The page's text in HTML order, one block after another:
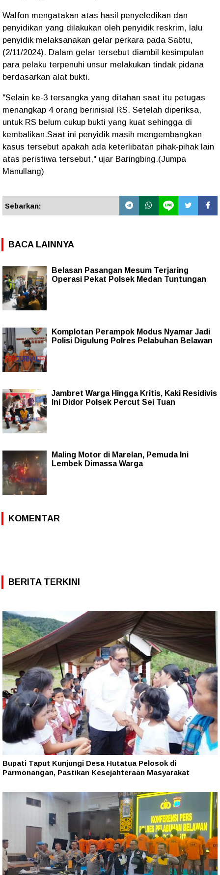
Walfon mengatakan atas hasil penyeledikan dan
penyidikan yang dilakukan oleh penyidik reskrim, lalu
penyidik melaksanakan gelar perkara pada Sabtu,
(2/11/2024). Dalam gelar tersebut diambil kesimpulan
para pelaku terpenuhi unsur melakukan tindak pidana
berdasarkan alat bukti.
"Selain ke-3 tersangka yang ditahan saat itu petugas
menangkap 4 orang berinisial RS. Setelah diperiksa,
untuk RS belum cukup bukti yang kuat sehingga di
kembalikan.Saat ini penyidik masih mengembangkan
kasus tersebut apakah ada keterlibatan pihak-pihak lain
atas peristiwa tersebut," ujar Baringbing.(Jumpa
Manullang)
Sebarkan:
BACA LAINNYA
Belasan Pasangan Mesum Terjaring
Operasi Pekat Polsek Medan Tuntungan
Komplotan Perampok Modus Nyamar Jadi
Polisi Digulung Polres Pelabuhan Belawan
Jambret Warga Hingga Kritis, Kaki Residivis
Ini Didor Polsek Percut Sei Tuan
Maling Motor di Marelan, Pemuda Ini
Lembek Dimassa Warga
KOMENTAR
BERITA TERKINI
Bupati Taput Kunjungi Desa Hutatua Pelosok di
Parmonangan, Pastikan Kesejahteraan Masyarakat